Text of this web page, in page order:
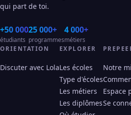
qui part de toi.
+50 000
étudiants
25 000+
programmes
4 000+
métiers
ORIENTATION
Discuter avec Lola
EXPLORER
Les écoles
Type d'écoles
Les métiers
Les diplômes
Notre
Espace
Se